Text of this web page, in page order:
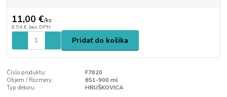
11,00 €/ks
8,94 € bez DPH
Pridať do košíka
Číslo produktu:
F7620
Objem / Rozmery:
651-900 ml
Typ dekoru:
HRUŠKOVICA